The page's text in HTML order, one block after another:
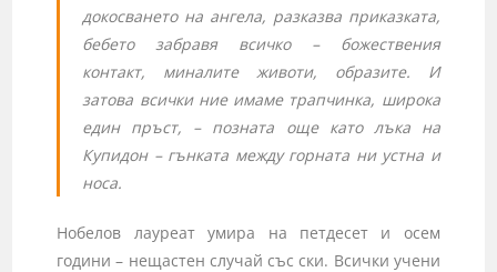
докосването на ангела, разказва приказката,
бебето забравя всичко – божествения
контакт, миналите животи, образите. И
затова всички ние имаме трапчинка, широка
един пръст, – позната още като лъка на
Купидон – гънката между горната ни устна и
носа.
Нобелов лауреат умира на петдесет и осем
години – нещастен случай със ски. Всички учени